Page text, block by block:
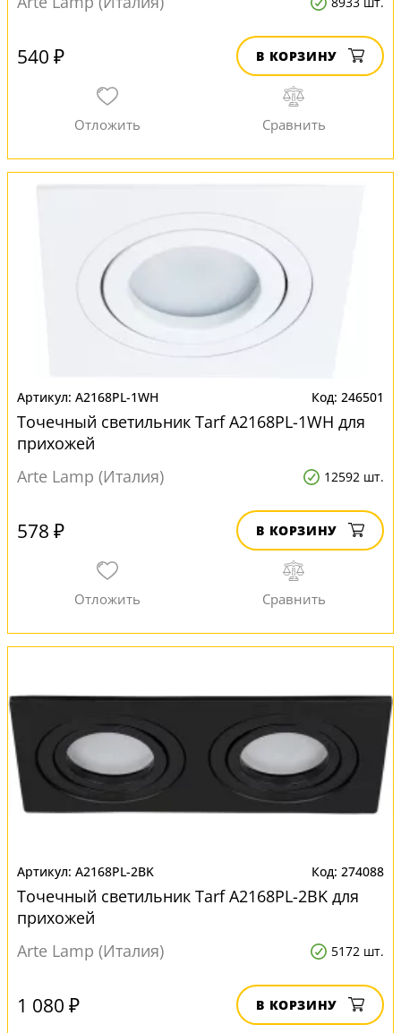
540 ₽ В КОРЗИНУ
A2168PL-1WH 246501
Точечный светильник Tarf A2168PL-1WH для
прихожей
Arte Lamp (Италия)
12592 шт.
578 ₽ В КОРЗИНУ
A2168PL-2BK 274088
Точечный светильник Tarf A2168PL-2BK для
прихожей
Arte Lamp (Италия)
5172 шт.
1 080 ₽ В КОРЗИНУ